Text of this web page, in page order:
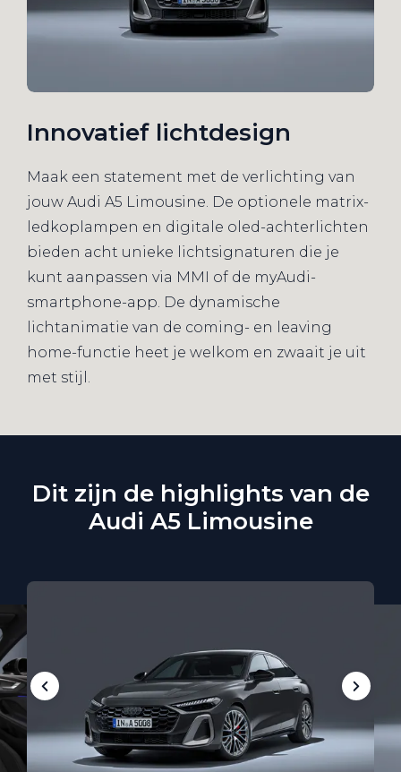
Innovatief lichtdesign
Maak een statement met de verlichting van
jouw Audi A5 Limousine. De optionele matrix-
ledkoplampen en digitale oled-achterlichten
bieden acht unieke lichtsignaturen die je
kunt aanpassen via MMI of de myAudi-
smartphone-app. De dynamische
lichtanimatie van de coming- en leaving
home-functie heet je welkom en zwaait je uit
met stijl.
Dit zijn de highlights van de
Audi A5 Limousine